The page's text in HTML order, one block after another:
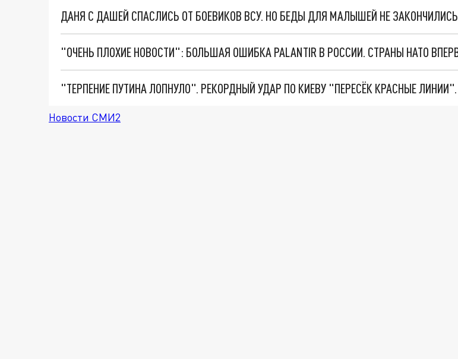
ДАНЯ С ДАШЕЙ СПАСЛИСЬ ОТ БОЕВИКОВ ВСУ. НО БЕДЫ ДЛЯ МАЛЫШЕЙ НЕ ЗАКОНЧИЛИСЬ
Новости СМИ2